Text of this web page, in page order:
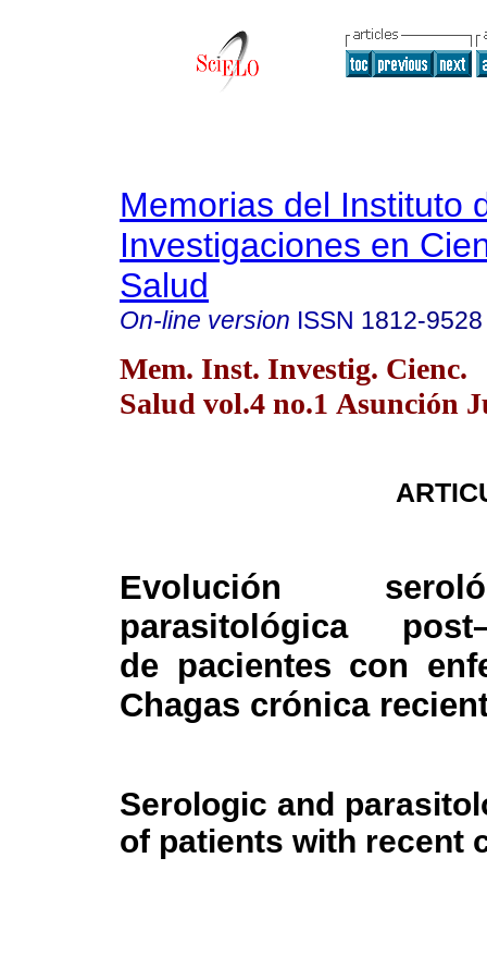
Memorias del Instituto
Investigaciones en
Salud
On-line version ISSN 1812-9528
Mem. Inst. Investig. Cienc.
Salud vol.4 no.1 Asunción
Evolución
parasitológica
de pacientes con
Chagas crónica
Serologic and
of patients with recent